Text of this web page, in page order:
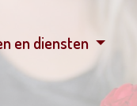
en diensten